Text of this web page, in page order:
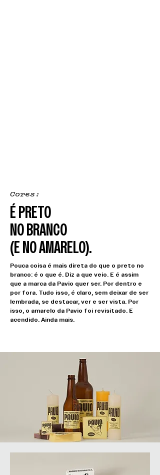
Cores:
É PRETO
NO BRANCO
(E NO AMARELO).
Pouca coisa é mais direta do que o preto no
branco: é o que é. Diz a que veio. E é assim
que a marca da Pavio quer ser. Por dentro e
por fora. Tudo isso, é claro, sem deixar de ser
lembrada, se destacar, ver e ser vista. Por
isso, o amarelo da Pavio foi revisitado. E
acendido. Ainda mais.